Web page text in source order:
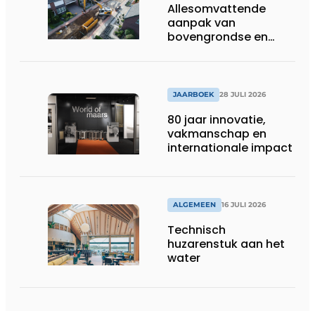
Allesomvattende
aanpak van
bovengrondse en
JAARBOEK 28 JULI 2026
80 jaar innovatie,
vakmanschap en
internationale impact
ALGEMEEN 16 JULI 2026
Technisch
huzarenstuk aan het
water